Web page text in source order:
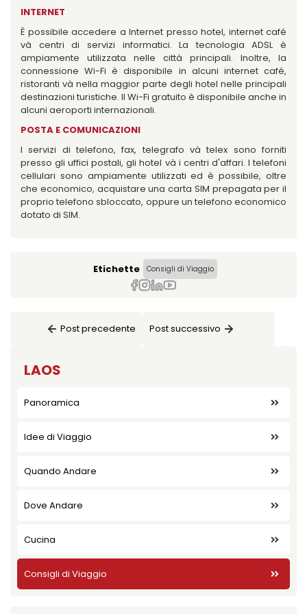
INTERNET
È possibile accedere a Internet presso hotel, internet café
và centri di servizi informatici. La tecnologia ADSL è
ampiamente utilizzata nelle città principali. Inoltre, la
connessione Wi-Fi è disponibile in alcuni internet café,
ristoranti và nella maggior parte degli hotel nelle principali
destinazioni turistiche. Il Wi-Fi gratuito è disponibile anche in
alcuni aeroporti internazionali.
POSTA E COMUNICAZIONI
I servizi di telefono, fax, telegrafo và telex sono forniti
presso gli uffici postali, gli hotel và i centri d'affari. I telefoni
cellulari sono ampiamente utilizzati ed è possibile, oltre
che economico, acquistare una carta SIM prepagata per il
proprio telefono sbloccato, oppure un telefono economico
dotato di SIM.
Etichette Consigli di Viaggio
Post precedente Post successivo
LAOS
Panoramica
Idee di Viaggio
Quando Andare
Dove Andare
Cucina
Consigli di Viaggio